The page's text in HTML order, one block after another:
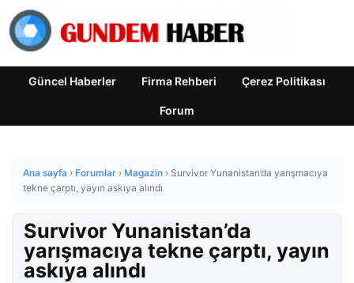
Güncel Haberler Firma Rehberi Çerez Politikası
Forum
Ana sayfa › Forumlar › Magazin › Survivor Yunanistan’da yarışmacıya
tekne çarptı, yayın askıya alındı
Survivor Yunanistan’da
yarışmacıya tekne çarptı, yayın
askıya alındı